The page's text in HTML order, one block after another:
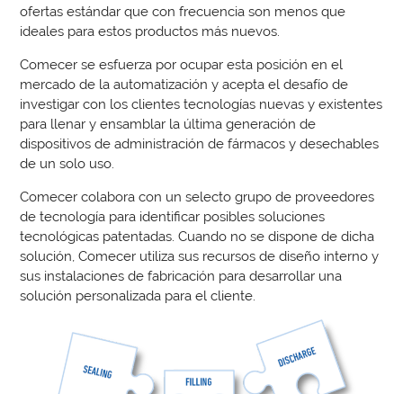
ofertas estándar que con frecuencia son menos que
ideales para estos productos más nuevos.
Comecer se esfuerza por ocupar esta posición en el
mercado de la automatización y acepta el desafío de
investigar con los clientes tecnologías nuevas y existentes
para llenar y ensamblar la última generación de
dispositivos de administración de fármacos y desechables
de un solo uso.
Comecer colabora con un selecto grupo de proveedores
de tecnología para identificar posibles soluciones
tecnológicas patentadas. Cuando no se dispone de dicha
solución, Comecer utiliza sus recursos de diseño interno y
sus instalaciones de fabricación para desarrollar una
solución personalizada para el cliente.